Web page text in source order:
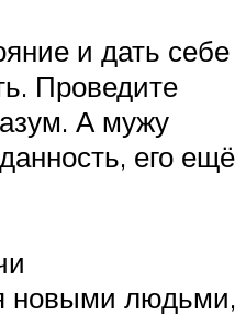
и дать себе
Проведите
А мужу
его ещё
новыми людьми,